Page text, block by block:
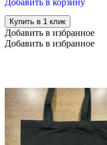
подарков
"Санкт-
Петербург"
31*40см
60
Купить в 1 клик
Добавить в избранное
Добавить в избранное